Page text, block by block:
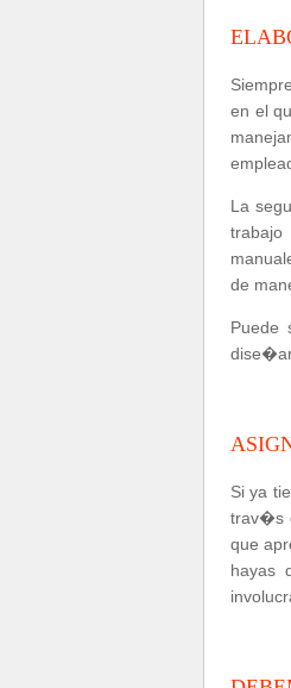
en el
La
de
Puede
Si ya
trav�s
que
hayas